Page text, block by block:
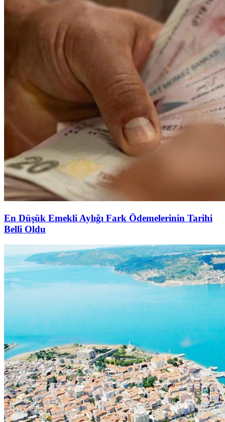
En Düşük Emekli Aylığı Fark Ödemelerinin Tarihi
Belli Oldu